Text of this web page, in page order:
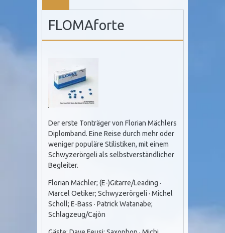
FLOMAforte
Der erste Tonträger von Florian Mächlers
Diplomband. Eine Reise durch mehr oder
weniger populäre Stilistiken, mit einem
Schwyzerörgeli als selbstverständlicher
Begleiter.
Florian Mächler; (E-)Gitarre/Leading ·
Marcel Oetiker; Schwyzerörgeli · Michel
Scholl; E-Bass · Patrick Watanabe;
Schlagzeug/Cajòn